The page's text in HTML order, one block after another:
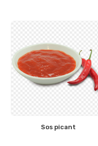
Sos picant